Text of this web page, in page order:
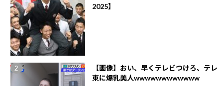
2025】
【画像】おい、早くテレビつけろ、テレ
東に爆乳美人wwwwwwwwwwww